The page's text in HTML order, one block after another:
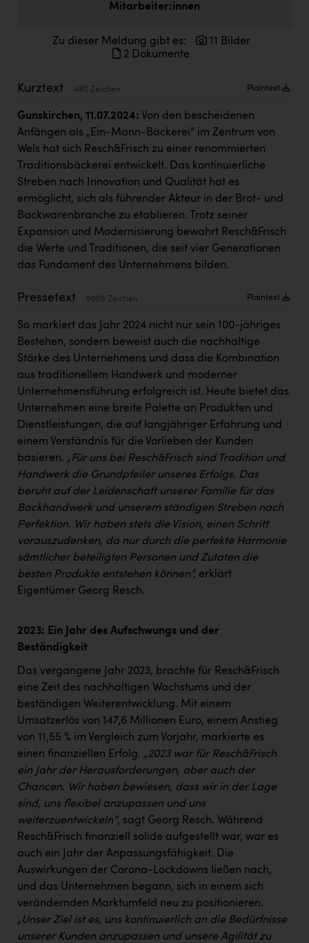
ERLUS AG
Firmenradl
Fristads Austria
HIG Infomotion Group
IFE Austria GmbH
INTERSPAR
INTERSPORT Austria
Jesolo
Jane Goodall Institute Austria
Kärcher
Karin Liedl
KIWI Kinderwunsch Institut Dr. Loimer
KLIPP Frisör
Kleider Bauer
Kremsmüller Anlagenbau GmbH
Maximarkt
Oldtimer Raststationen und Motorhotels
Österreichischer Kachelofenverband
Orlen
Passage Linz
PEZ
PÜSPÖK
REMAX
RE/MAX Welcome
RUBBLE MASTER
Ruderclub Wels
SCRI - Salzburg Cancer Research Institute
SCHMACHTL GmbH
Schwingshandl - automation technology gmbh
Seher + Partner
Smurfit Westrock Nettingsdorf
TCL
Mitarbeiter:innen
Zu dieser Meldung gibt es:
11 Bilder
2 Dokumente
Kurztext 480 Zeichen Plaintext
Gunskirchen, 11.07.2024: Von den bescheidenen
Anfängen als „Ein-Mann-Bäckerei“ im Zentrum von
Wels hat sich Resch&Frisch zu einer renommierten
Traditionsbäckerei entwickelt. Das kontinuierliche
Streben nach Innovation und Qualität hat es
ermöglicht, sich als führender Akteur in der Brot- und
Backwarenbranche zu etablieren. Trotz seiner
Expansion und Modernisierung bewahrt Resch&Frisch
die Werte und Traditionen, die seit vier Generationen
das Fundament des Unternehmens bilden.
Pressetext 9905 Zeichen Plaintext
So markiert das Jahr 2024 nicht nur sein 100-jähriges
Bestehen, sondern beweist auch die nachhaltige
Stärke des Unternehmens und dass die Kombination
aus traditionellem Handwerk und moderner
Unternehmensführung erfolgreich ist. Heute bietet das
Unternehmen eine breite Palette an Produkten und
Dienstleistungen, die auf langjähriger Erfahrung und
einem Verständnis für die Vorlieben der Kunden
basieren. „Für uns bei Resch&Frisch sind Tradition und
Handwerk die Grundpfeiler unseres Erfolgs. Das
beruht auf der Leidenschaft unserer Familie für das
Backhandwerk und unserem ständigen Streben nach
Perfektion. Wir haben stets die Vision, einen Schritt
vorauszudenken, da nur durch die perfekte Harmonie
sämtlicher beteiligten Personen und Zutaten die
besten Produkte entstehen können“, erklärt
Eigentümer Georg Resch.
2023: Ein Jahr des Aufschwungs und der
Beständigkeit
Das vergangene Jahr 2023, brachte für Resch&Frisch
eine Zeit des nachhaltigen Wachstums und der
beständigen Weiterentwicklung. Mit einem
Umsatzerlös von 147,6 Millionen Euro, einem Anstieg
von 11,55 % im Vergleich zum Vorjahr, markierte es
einen finanziellen Erfolg. „2023 war für Resch&Frisch
ein Jahr der Herausforderungen, aber auch der
Chancen. Wir haben bewiesen, dass wir in der Lage
sind, uns flexibel anzupassen und uns
weiterzuentwickeln“, sagt Georg Resch. Während
Resch&Frisch finanziell solide aufgestellt war, war es
auch ein Jahr der Anpassungsfähigkeit. Die
Auswirkungen der Corona-Lockdowns ließen nach,
und das Unternehmen begann, sich in einem sich
verändernden Marktumfeld neu zu positionieren.
„Unser Ziel ist es, uns kontinuierlich an die Bedürfnisse
unserer Kunden anzupassen und unsere Agilität zu